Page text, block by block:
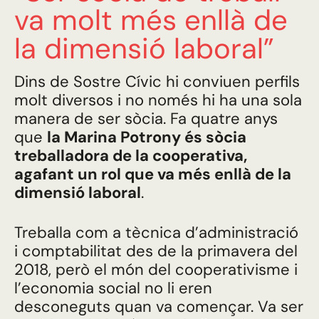
va molt més enllà de
la dimensió laboral”
Dins de Sostre Cívic hi conviuen perfils
molt diversos i no només hi ha una sola
manera de ser sòcia. Fa quatre anys
que la Marina Potrony és sòcia
treballadora de la cooperativa,
agafant un rol que va més enllà de la
dimensió laboral.
Treballa com a tècnica d’administració
i comptabilitat des de la primavera del
2018, però el món del cooperativisme i
l’economia social no li eren
desconeguts quan va començar. Va ser